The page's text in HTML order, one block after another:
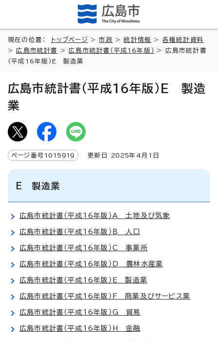
現在の位置： トップページ >市政 >統計情報 > 各種統計資料
>広島市統計書 >広島市統計書（平成16年版）
> 広島市統計書
（平成16年版）E 製造業
広島市統計書（平成16年版）E 製造
業
ページ番号 1015919 更新日 2025年4月1日
E 製造業
広島市統計書（平成16年版）A 土地及び気象
広島市統計書（平成16年版）B 人口
広島市統計書（平成16年版）C 事業所
広島市統計書（平成16年版）D 農林水産業
広島市統計書（平成16年版）E 製造業
広島市統計書（平成16年版）F 商業及びサービス業
広島市統計書（平成16年版）G 貿易
広島市統計書（平成16年版）H 金融